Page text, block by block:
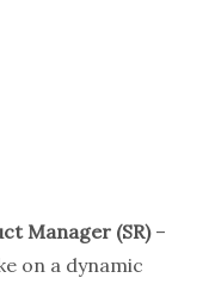
Manager (SR)–
on a dynamic